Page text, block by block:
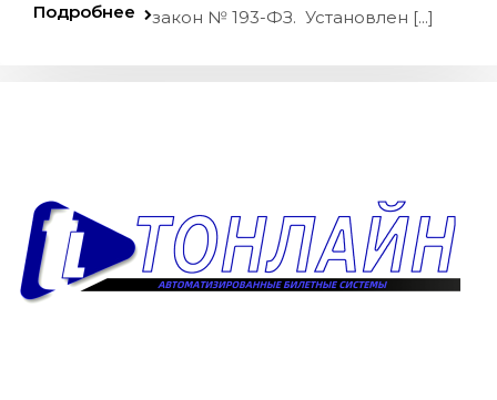
закон № 193-ФЗ. Установлен [...]
Подробнее